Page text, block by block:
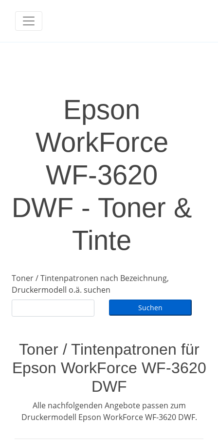
Epson
WorkForce
WF-3620
DWF - Toner &
Tinte
Toner / Tintenpatronen nach Bezeichnung,
Druckermodell o.ä. suchen
Toner / Tintenpatronen für
Epson WorkForce WF-3620
DWF
Alle nachfolgenden Angebote passen zum
Druckermodell Epson WorkForce WF-3620 DWF.